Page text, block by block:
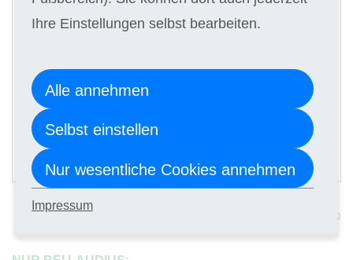
Digitale Kursunterlagen
Kursgebühr
9 x 129,00 €
ANMELDEN
sichere Umgebung
Ihre Einstellungen selbst bearbeiten.
Alle annehmen
Selbst einstellen
Nur wesentliche Cookies annehmen
Impressum